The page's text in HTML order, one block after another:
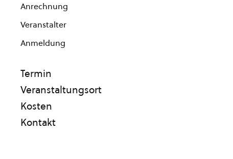
Anrechnung
Veranstalter
Anmeldung
Termin
Veranstaltungsort
Kosten
Kontakt